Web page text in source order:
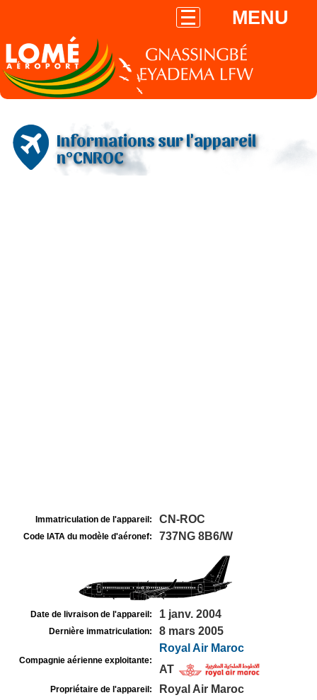
MENU
Informations sur l'appareil
n°CNROC
Immatriculation de l'appareil: CN-ROC
Code IATA du modèle d'aéronef: 737NG 8B6/W
Date de livraison de l'appareil: 1 janv. 2004
Dernière immatriculation: 8 mars 2005
Compagnie aérienne exploitante:
Royal Air Maroc
AT
Propriétaire de l'appareil: Royal Air Maroc